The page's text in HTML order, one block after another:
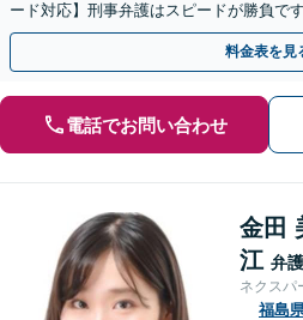
ード対応】刑事弁護はスピードが勝負で
刻も早くご相談ください【24時間365日
料金表を見
電話でお問い合わせ
金田
江 弁
ネクスパ
福島